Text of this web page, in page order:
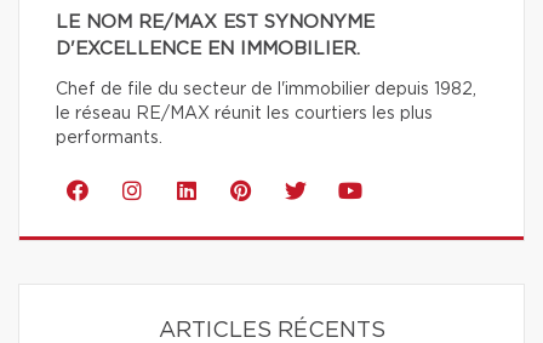
LE NOM RE/MAX EST SYNONYME
D'EXCELLENCE EN IMMOBILIER.
Chef de file du secteur de l'immobilier depuis 1982,
le réseau RE/MAX réunit les courtiers les plus
performants.
ARTICLES RÉCENTS